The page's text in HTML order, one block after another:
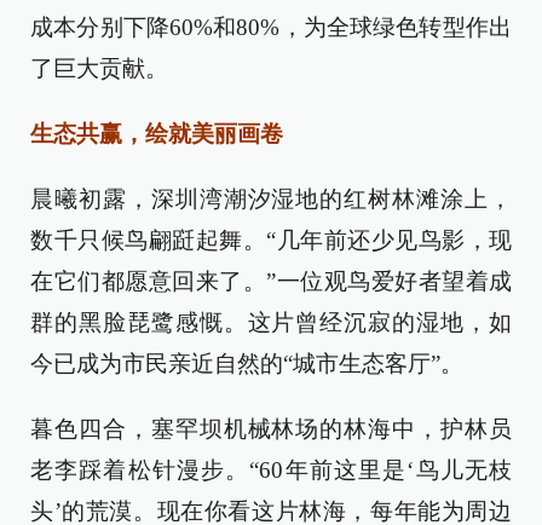
成本分别下降60%和80%，为全球绿色转型作出
了巨大贡献。
生态共赢，绘就美丽画卷
晨曦初露，深圳湾潮汐湿地的红树林滩涂上，
数千只候鸟翩跹起舞。“几年前还少见鸟影，现
在它们都愿意回来了。”一位观鸟爱好者望着成
群的黑脸琵鹭感慨。这片曾经沉寂的湿地，如
今已成为市民亲近自然的“城市生态客厅”。
暮色四合，塞罕坝机械林场的林海中，护林员
老李踩着松针漫步。“60年前这里是‘鸟儿无枝
头’的荒漠。现在你看这片林海，每年能为周边